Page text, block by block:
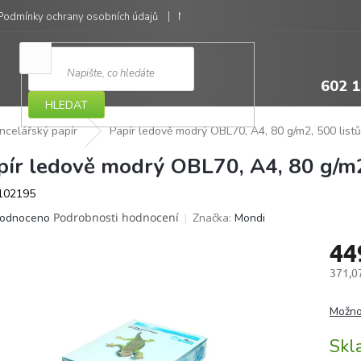
ochrany osobních údajů Moje objednávka
HLEDAT
602
papír Papír ledově modrý OBL70, A4, 80 g/m2, 500 listů
ledově modrý OBL70, A4, 80 g/
Podrobnosti hodnocení Značka: Mondi
cena: